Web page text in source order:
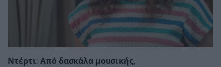
Ντέρτι: Από δασκάλα μουσικής,